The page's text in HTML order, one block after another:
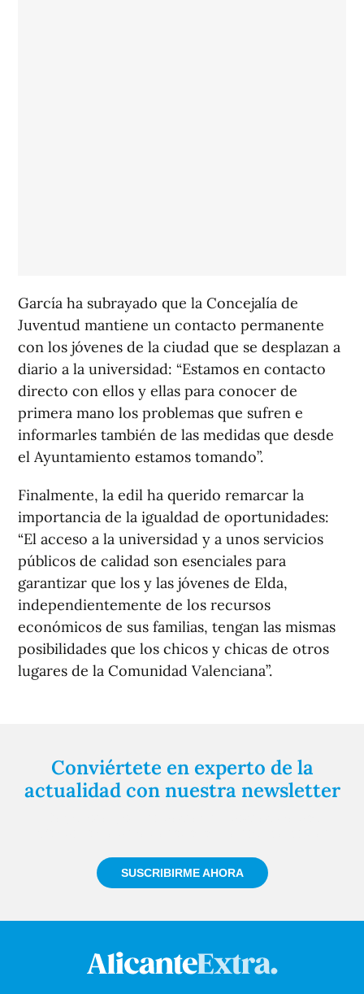
García ha subrayado que la Concejalía de
Juventud mantiene un contacto permanente
con los jóvenes de la ciudad que se desplazan a
diario a la universidad: “Estamos en contacto
directo con ellos y ellas para conocer de
primera mano los problemas que sufren e
informarles también de las medidas que desde
el Ayuntamiento estamos tomando”.
Finalmente, la edil ha querido remarcar la
importancia de la igualdad de oportunidades:
“El acceso a la universidad y a unos servicios
públicos de calidad son esenciales para
garantizar que los y las jóvenes de Elda,
independientemente de los recursos
económicos de sus familias, tengan las mismas
posibilidades que los chicos y chicas de otros
lugares de la Comunidad Valenciana”.
Conviértete en experto de la
actualidad con nuestra newsletter
SUSCRIBIRME AHORA